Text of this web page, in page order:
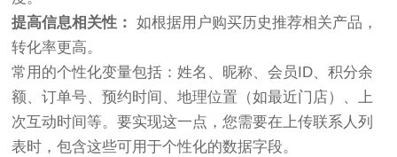
提高信息相关性：
如根据用户购买历史推荐相关产品，
转化率更高。
常用的个性化变量包括：姓名、昵称、会员ID、积分余
额、订单号、预约时间、地理位置（如最近门店）、上
次互动时间等。要实现这一点，您需要在上传联系人列
表时，包含这些可用于个性化的数据字段。